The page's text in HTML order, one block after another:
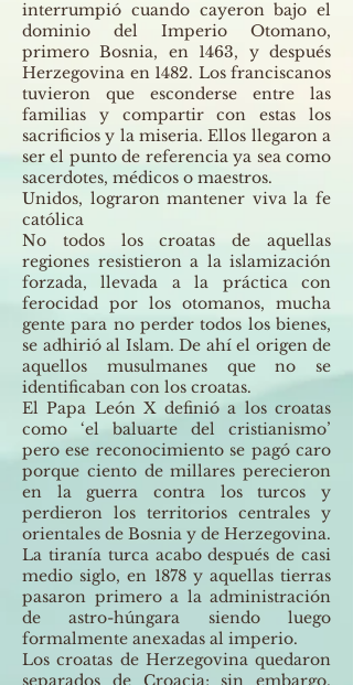
interrumpió cuando cayeron bajo el
dominio del Imperio Otomano,
primero Bosnia, en 1463, y después
Herzegovina en 1482. Los franciscanos
tuvieron que esconderse entre las
familias y compartir con estas los
sacrificios y la miseria. Ellos llegaron a
ser el punto de referencia ya sea como
sacerdotes, médicos o maestros.
Unidos, lograron mantener viva la fe
católica
No todos los croatas de aquellas
regiones resistieron a la islamización
forzada, llevada a la práctica con
ferocidad por los otomanos, mucha
gente para no perder todos los bienes,
se adhirió al Islam. De ahí el origen de
aquellos musulmanes que no se
identificaban con los croatas.
El Papa León X definió a los croatas
como ‘el baluarte del cristianismo’
pero ese reconocimiento se pagó caro
porque ciento de millares perecieron
en la guerra contra los turcos y
perdieron los territorios centrales y
orientales de Bosnia y de Herzegovina.
La tiranía turca acabo después de casi
medio siglo, en 1878 y aquellas tierras
pasaron primero a la administración
de astro-húngara siendo luego
formalmente anexadas al imperio.
Los croatas de Herzegovina quedaron
separados de Croacia; sin embargo,